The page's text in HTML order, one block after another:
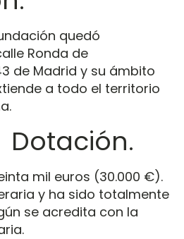
quedó
Ronda de
de Madrid y su ámbito
a todo el territorio
mil euros (30.000 €).
y ha sido totalmente
se acredita con la